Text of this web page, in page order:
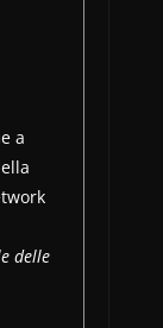
a
delle